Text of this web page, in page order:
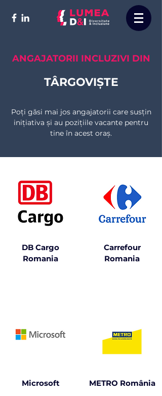
ANGAJATORII INCLUZIVI DIN
TÂRGOVIȘTE
Poți găsi mai jos angajatorii care susțin
inițiativa și au pozițiile vacante pentru
tine în acest oraș.
DB Cargo
Romania
Carrefour
Romania
Microsoft METRO România